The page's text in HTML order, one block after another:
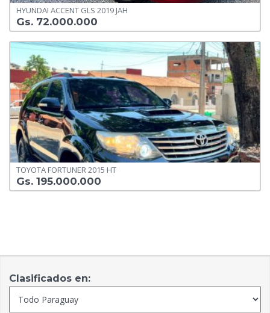
HYUNDAI ACCENT GLS 2019 JAH
Gs. 72.000.000
TOYOTA FORTUNER 2015 HT
Gs. 195.000.000
Clasificados en: